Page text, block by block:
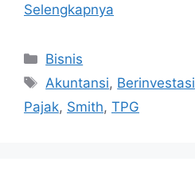
Selengkapnya
Kategori
Bisnis
Tag
Akuntansi, Berinvestasi
Pajak, Smith, TPG